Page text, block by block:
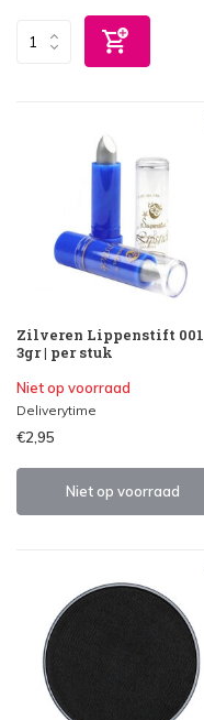
Zilveren Lippenstift 001
3gr | per stuk
Niet op voorraad
Deliverytime
€2,95
Niet op voorraad